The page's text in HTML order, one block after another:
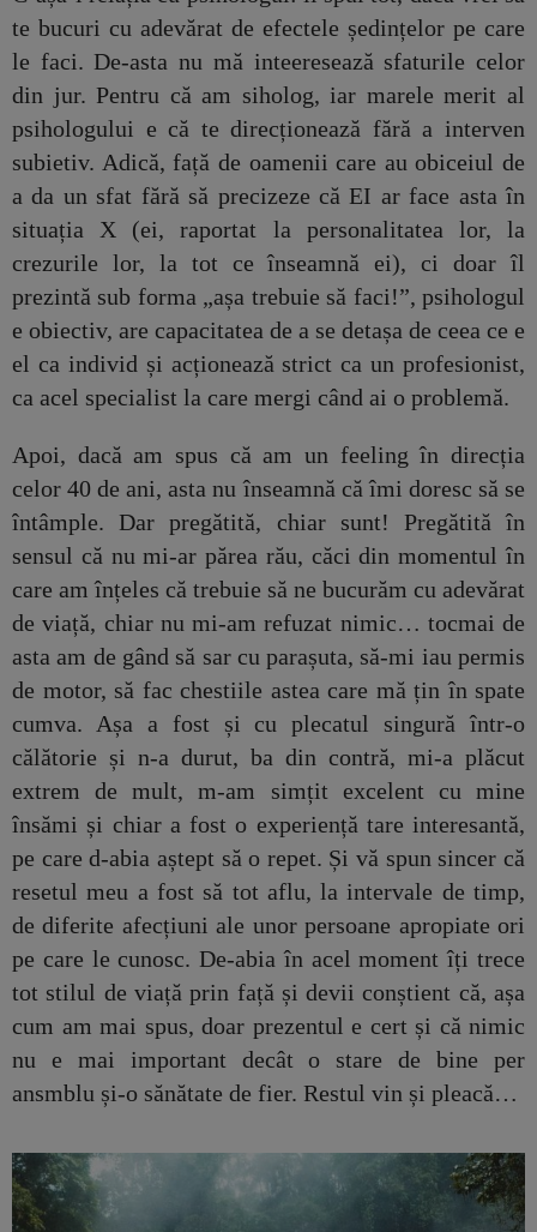
te bucuri cu adevărat de efectele ședințelor pe care
le faci. De-asta nu mă inteeresează sfaturile celor
din jur. Pentru că am siholog, iar marele merit al
psihologului e că te direcționează fără a interven
subietiv. Adică, față de oamenii care au obiceiul de
a da un sfat fără să precizeze că EI ar face asta în
situația X (ei, raportat la personalitatea lor, la
crezurile lor, la tot ce înseamnă ei), ci doar îl
prezintă sub forma „așa trebuie să faci!”, psihologul
e obiectiv, are capacitatea de a se detașa de ceea ce e
el ca individ și acționează strict ca un profesionist,
ca acel specialist la care mergi când ai o problemă.
Apoi, dacă am spus că am un feeling în direcția
celor 40 de ani, asta nu înseamnă că îmi doresc să se
întâmple. Dar pregătită, chiar sunt! Pregătită în
sensul că nu mi-ar părea rău, căci din momentul în
care am înțeles că trebuie să ne bucurăm cu adevărat
de viață, chiar nu mi-am refuzat nimic… tocmai de
asta am de gând să sar cu parașuta, să-mi iau permis
de motor, să fac chestiile astea care mă țin în spate
cumva. Așa a fost și cu plecatul singură într-o
călătorie și n-a durut, ba din contră, mi-a plăcut
extrem de mult, m-am simțit excelent cu mine
însămi și chiar a fost o experiență tare interesantă,
pe care d-abia aștept să o repet. Și vă spun sincer că
resetul meu a fost să tot aflu, la intervale de timp,
de diferite afecțiuni ale unor persoane apropiate ori
pe care le cunosc. De-abia în acel moment îți trece
tot stilul de viață prin față și devii conștient că, așa
cum am mai spus, doar prezentul e cert și că nimic
nu e mai important decât o stare de bine per
ansmblu și-o sănătate de fier. Restul vin și pleacă…